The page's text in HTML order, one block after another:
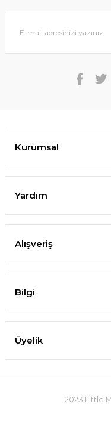
Kurumsal
Yardım
Alışveriş
Bilgi
Üyelik
2023 Little